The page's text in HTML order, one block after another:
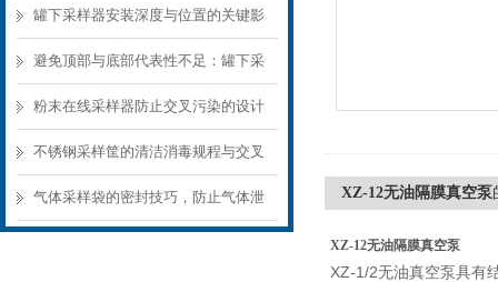
罐下采样器安装深度与位置的关键影
响
避免顶部与底部代表性不足：罐下采
样器结构选型要点
粉末在线采样器防止交叉污染的设计
要点
不锈钢采样筐的清洁消毒规程与交叉
污染预防
气体采样袋的密封技巧，防止气体泄 XZ-12无油隔膜真空泵
XZ-12无油隔膜真空泵
XZ-1/2无油真空泵具有